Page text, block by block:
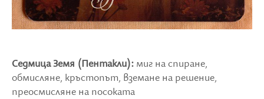
Седмица Земя (Пентакли): миг на спиране,
обмисляне, кръстопът, вземане на решение,
преосмисляне на посоката